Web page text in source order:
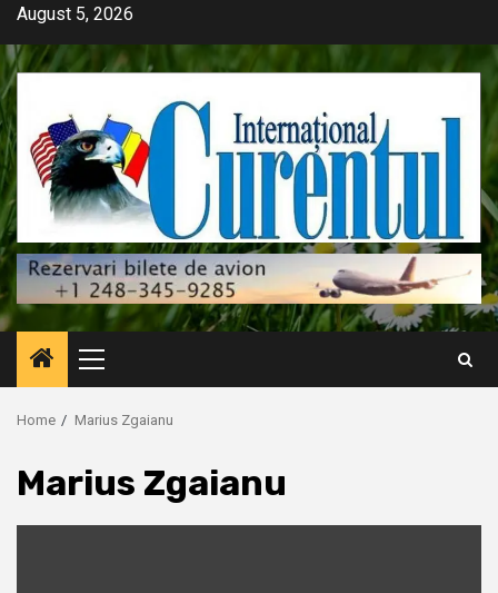
Skip
content
August 5, 2026
Primary
Menu
Home Marius Zgaianu
Marius Zgaianu